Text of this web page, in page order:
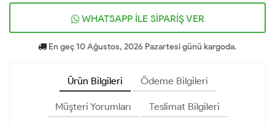
WHATSAPP İLE SİPARİŞ VER
En geç 10 Ağustos, 2026 Pazartesi günü kargoda.
Ürün Bilgileri Ödeme Bilgileri
Müşteri Yorumları Teslimat Bilgileri